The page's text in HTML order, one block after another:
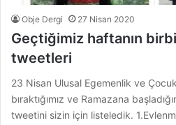
Obje Dergi 27 Nisan 2020
Geçtiğimiz haftanın
tweetleri
23 Nisan Ulusal Egemenlik ve
bıraktığımız ve Ramazana
tweetini sizin için listeledik.